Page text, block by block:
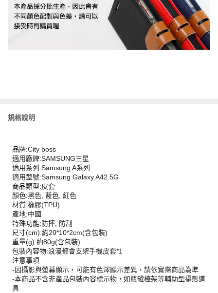
規格說明
品牌:City boss
適用廠牌:SAMSUNG三星
適用系列:Samsung A系列
適用型號:Samsung Galaxy A42 5G
商品類型:皮套
顏色:黑色, 藍色, 紅色
材質:橡膠(TPU)
產地:中國
特殊功能:防摔, 防刮
尺寸(cm):約20*10*2cm(含包裝)
重量(g):約80g(含包裝)
包裝內容物:浪漫都會支架手機皮套*1
注意事項
-因攝影與螢幕顯示，可能有色澤顯示差異，請依實際商品為準
-本商品不含非產品包裝內容標示物，如瓶罐檯架等輔助型攝影道
具